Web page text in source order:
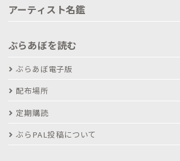
アーティスト名鑑
ぶらあぼを読む
ぶらあぼ電子版
配布場所
定期購読
ぶらPAL投稿について